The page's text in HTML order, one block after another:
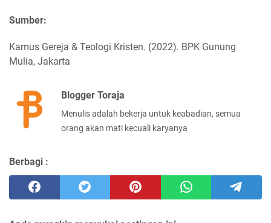
Sumber:
Kamus Gereja & Teologi Kristen. (2022). BPK Gunung
Mulia, Jakarta
Blogger Toraja
Menulis adalah bekerja untuk keabadian, semua
orang akan mati kecuali karyanya
Berbagi :